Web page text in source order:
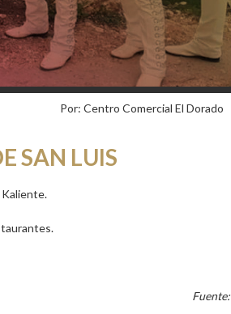
Por: Centro Comercial El Dorado
SAN LUIS
Fuente: